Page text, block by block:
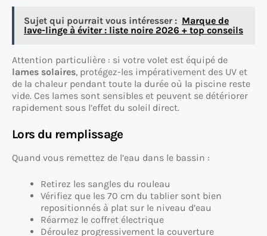
Sujet qui pourrait vous intéresser : Marque de
lave-linge à éviter : liste noire 2026 + top conseils
Attention particulière : si votre volet est équipé de
lames solaires, protégez-les impérativement des UV et
de la chaleur pendant toute la durée où la piscine reste
vide. Ces lames sont sensibles et peuvent se détériorer
rapidement sous l’effet du soleil direct.
Lors du remplissage
Quand vous remettez de l’eau dans le bassin :
Retirez les sangles du rouleau
Vérifiez que les 70 cm du tablier sont bien
repositionnés à plat sur le niveau d’eau
Réarmez le coffret électrique
Déroulez progressivement la couverture